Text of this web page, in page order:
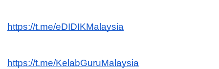
https://t.me/eDIDIKMalaysia
https://t.me/KelabGuruMalaysia